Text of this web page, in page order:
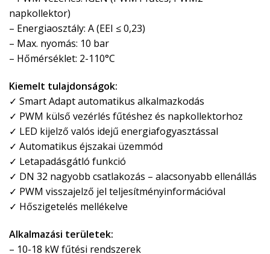
napkollektor)
– Energiaosztály: A (EEI ≤ 0,23)
– Max. nyomás: 10 bar
– Hőmérséklet: 2-110°C
Kiemelt tulajdonságok:
✓ Smart Adapt automatikus alkalmazkodás
✓ PWM külső vezérlés fűtéshez és napkollektorhoz
✓ LED kijelző valós idejű energiafogyasztással
✓ Automatikus éjszakai üzemmód
✓ Letapadásgátló funkció
✓ DN 32 nagyobb csatlakozás – alacsonyabb ellenállás
✓ PWM visszajelző jel teljesítményinformációval
✓ Hőszigetelés mellékelve
Alkalmazási területek:
– 10-18 kW fűtési rendszerek